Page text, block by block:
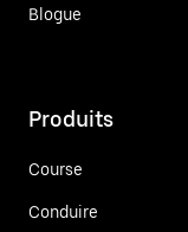
Blogue
Produits
Course
Conduire